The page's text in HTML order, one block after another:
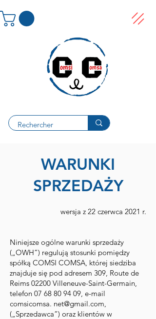
WARUNKI
SPRZEDAŻY
wersja z 22 czerwca 2021 r.
Niniejsze ogólne warunki sprzedaży
(„OWH”) regulują stosunki pomiędzy
spółką COMSI COMSA, której siedziba
znajduje się pod adresem 309, Route de
Reims 02200 Villeneuve-Saint-Germain,
telefon 07 68 80 94 09, e-mail
comsicomsa. net@gmail.com,
(„Sprzedawca”) oraz klientów w